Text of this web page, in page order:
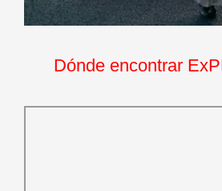
Dónde encontrar